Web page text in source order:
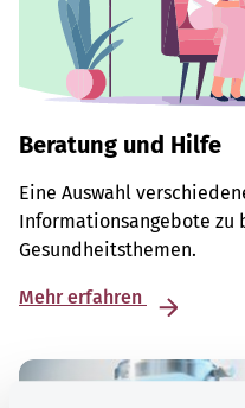
Beratung und Hilfe
Eine Auswahl
Informationsangebote zu
Gesundheitsthemen.
Mehr erfahren